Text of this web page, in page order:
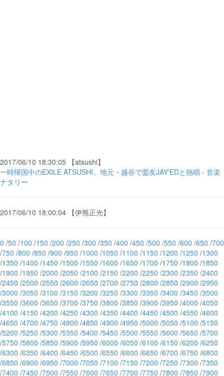
2017/06/10 18:30:05 【atsushi】
一時帰国中のEXILE ATSUSHI、地元・越谷で盟友JAY'EDと熱唱 - 音楽
ナタリー
2017/06/10 18:00:04 【伊熊正光】
0 /50 /100 /150 /200 /250 /300 /350 /400 /450 /500 /550 /600 /650 /700
/750 /800 /850 /900 /950 /1000 /1050 /1100 /1150 /1200 /1250 /1300
/1350 /1400 /1450 /1500 /1550 /1600 /1650 /1700 /1750 /1800 /1850
/1900 /1950 /2000 /2050 /2100 /2150 /2200 /2250 /2300 /2350 /2400
/2450 /2500 /2550 /2600 /2650 /2700 /2750 /2800 /2850 /2900 /2950
/3000 /3050 /3100 /3150 /3200 /3250 /3300 /3350 /3400 /3450 /3500
/3550 /3600 /3650 /3700 /3750 /3800 /3850 /3900 /3950 /4000 /4050
/4100 /4150 /4200 /4250 /4300 /4350 /4400 /4450 /4500 /4550 /4600
/4650 /4700 /4750 /4800 /4850 /4900 /4950 /5000 /5050 /5100 /5150
/5200 /5250 /5300 /5350 /5400 /5450 /5500 /5550 /5600 /5650 /5700
/5750 /5800 /5850 /5900 /5950 /6000 /6050 /6100 /6150 /6200 /6250
/6300 /6350 /6400 /6450 /6500 /6550 /6600 /6650 /6700 /6750 /6800
/6850 /6900 /6950 /7000 /7050 /7100 /7150 /7200 /7250 /7300 /7350
/7400 /7450 /7500 /7550 /7600 /7650 /7700 /7750 /7800 /7850 /7900